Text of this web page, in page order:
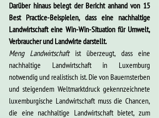
Darüber hinaus belegt der Bericht anhand von 15
Best Practice-Beispielen, dass eine nachhaltige
Landwirtschaft eine Win-Win-Situation für Umwelt,
Verbraucher und Landwirte darstellt.
Meng Landwirtschaft ist überzeugt, dass eine
nachhaltige Landwirtschaft in Luxemburg
notwendig und realistisch ist. Die von Bauernsterben
und steigendem Weltmarktdruck gekennzeichnete
luxemburgische Landwirtschaft muss die Chancen,
die eine nachhaltige Landwirtschaft bietet, zum